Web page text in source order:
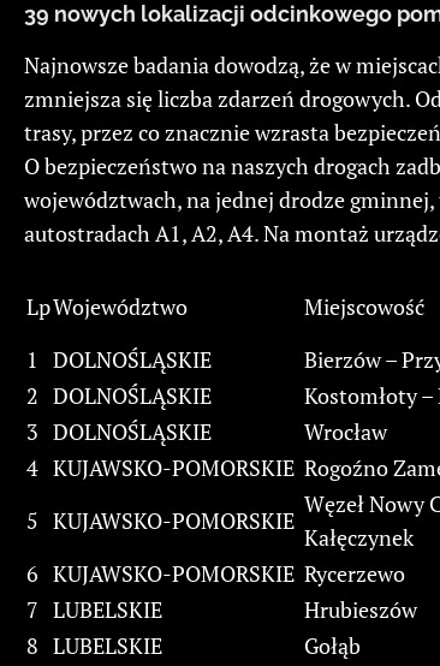
39 nowych lokalizacji odcinkowego
Najnowsze badania dowodzą, że w
zmniejsza się liczba zdarzeń drogowych.
trasy, przez co znacznie wzrasta
O bezpieczeństwo na naszych drogach
województwach, na jednej drodze
autostradach A1, A2, A4. Na montaż
LpWojewództwo Miejscowość
1 DOLNOŚLĄSKIE Bierzów –
2 DOLNOŚLĄSKIE Kostomłoty –
3 DOLNOŚLĄSKIE Wrocław
4 KUJAWSKO-POMORSKIE Rogoźno
5 KUJAWSKO-POMORSKIE
Węzeł Nowy
Kałęczynek
6 KUJAWSKO-POMORSKIE Rycerzewo
7 LUBELSKIE Hrubieszów
8 LUBELSKIE Gołąb